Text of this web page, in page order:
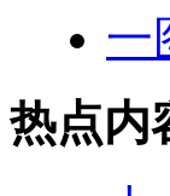
一
热点内